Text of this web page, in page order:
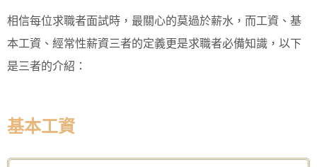
相信每位求職者面試時，最關心的莫過於薪水，而工資、基
本工資、經常性薪資三者的定義更是求職者必備知識，以下
是三者的介紹：
基本工資